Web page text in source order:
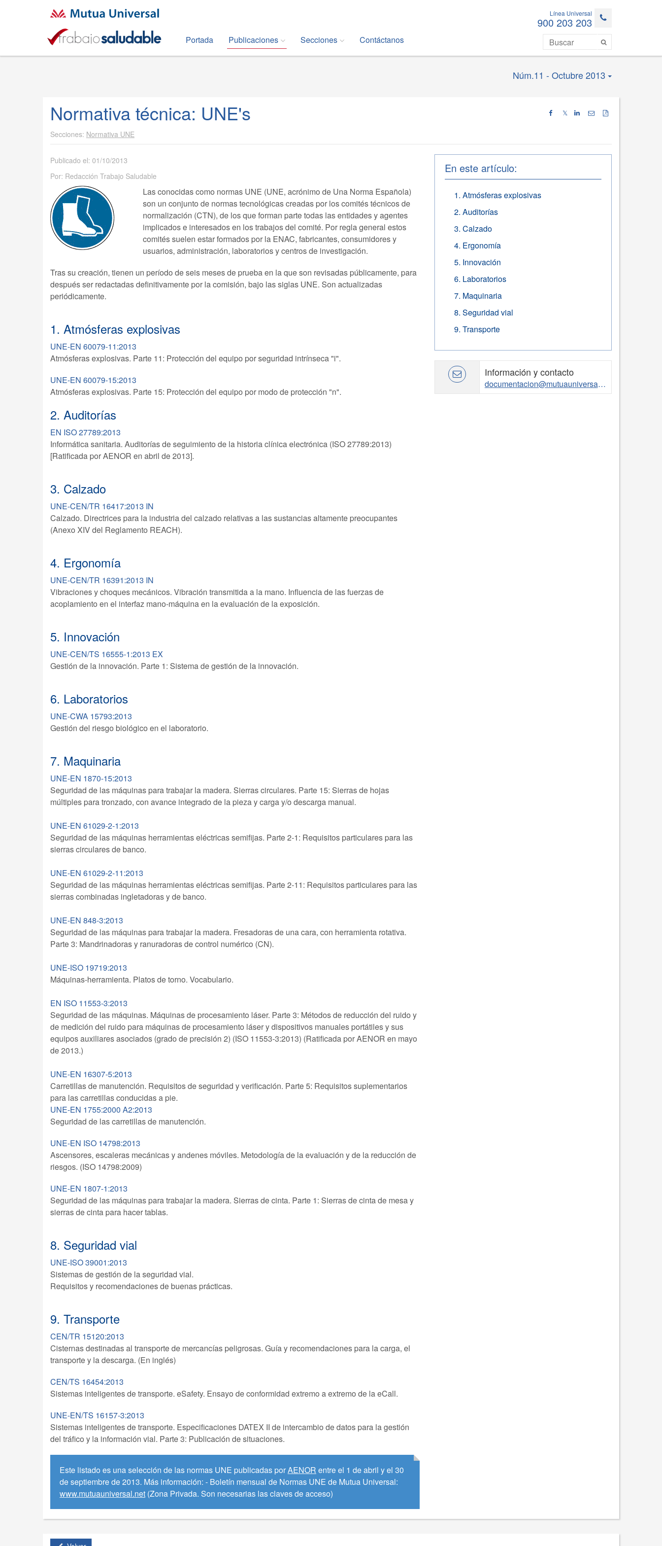
Línea Universal
900 203 203
Portada Publicaciones Secciones Contáctanos
Núm.11 - Octubre 2013
𝕏
Normativa técnica: UNE's
Normativa UNE
Publicado el: 01/10/2013
Por: Redacción Trabajo Saludable
Las conocidas como normas UNE (UNE, acrónimo de Una Norma Española)
son un conjunto de normas tecnológicas creadas por los comités técnicos de
normalización (CTN), de los que forman parte todas las entidades y agentes
implicados e interesados en los trabajos del comité. Por regla general estos
comités suelen estar formados por la ENAC, fabricantes, consumidores y
usuarios, administración, laboratorios y centros de investigación.
Tras su creación, tienen un período de seis meses de prueba en la que son revisadas públicamente, para
después ser redactadas definitivamente por la comisión, bajo las siglas UNE. Son actualizadas
periódicamente.
1. Atmósferas explosivas
UNE-EN 60079-11:2013
Atmósferas explosivas. Parte 11: Protección del equipo por seguridad intrínseca "i".
UNE-EN 60079-15:2013
Atmósferas explosivas. Parte 15: Protección del equipo por modo de protección "n".
2. Auditorías
EN ISO 27789:2013
Informática sanitaria. Auditorías de seguimiento de la historia clínica electrónica (ISO 27789:2013)
[Ratificada por AENOR en abril de 2013].
3. Calzado
UNE-CEN/TR 16417:2013 IN
Calzado. Directrices para la industria del calzado relativas a las sustancias altamente preocupantes
(Anexo XIV del Reglamento REACH).
4. Ergonomía
UNE-CEN/TR 16391:2013 IN
Vibraciones y choques mecánicos. Vibración transmitida a la mano. Influencia de las fuerzas de
acoplamiento en el interfaz mano-máquina en la evaluación de la exposición.
5. Innovación
UNE-CEN/TS 16555-1:2013 EX
Gestión de la innovación. Parte 1: Sistema de gestión de la innovación.
6. Laboratorios
UNE-CWA 15793:2013
Gestión del riesgo biológico en el laboratorio.
7. Maquinaria
UNE-EN 1870-15:2013
Seguridad de las máquinas para trabajar la madera. Sierras circulares. Parte 15: Sierras de hojas
múltiples para tronzado, con avance integrado de la pieza y carga y/o descarga manual.
UNE-EN 61029-2-1:2013
Seguridad de las máquinas herramientas eléctricas semifijas. Parte 2-1: Requisitos particulares para las
sierras circulares de banco.
UNE-EN 61029-2-11:2013
Seguridad de las máquinas herramientas eléctricas semifijas. Parte 2-11: Requisitos particulares para las
sierras combinadas ingletadoras y de banco.
UNE-EN 848-3:2013
Seguridad de las máquinas para trabajar la madera. Fresadoras de una cara, con herramienta rotativa.
Parte 3: Mandrinadoras y ranuradoras de control numérico (CN).
UNE-ISO 19719:2013
Máquinas-herramienta. Platos de torno. Vocabulario.
EN ISO 11553-3:2013
Seguridad de las máquinas. Máquinas de procesamiento láser. Parte 3: Métodos de reducción del ruido y
de medición del ruido para máquinas de procesamiento láser y dispositivos manuales portátiles y sus
equipos auxiliares asociados (grado de precisión 2) (ISO 11553-3:2013) (Ratificada por AENOR en mayo
de 2013.)
UNE-EN 16307-5:2013
Carretillas de manutención. Requisitos de seguridad y verificación. Parte 5: Requisitos suplementarios
para las carretillas conducidas a pie.
UNE-EN 1755:2000 A2:2013
Seguridad de las carretillas de manutención.
UNE-EN ISO 14798:2013
Ascensores, escaleras mecánicas y andenes móviles. Metodología de la evaluación y de la reducción de
riesgos. (ISO 14798:2009)
UNE-EN 1807-1:2013
Seguridad de las máquinas para trabajar la madera. Sierras de cinta. Parte 1: Sierras de cinta de mesa y
sierras de cinta para hacer tablas.
8. Seguridad vial
UNE-ISO 39001:2013
Sistemas de gestión de la seguridad vial.
Requisitos y recomendaciones de buenas prácticas.
9. Transporte
CEN/TR 15120:2013
Cisternas destinadas al transporte de mercancías peligrosas. Guía y recomendaciones para la carga, el
transporte y la descarga. (En inglés)
CEN/TS 16454:2013
Sistemas inteligentes de transporte. eSafety. Ensayo de conformidad extremo a extremo de la eCall.
UNE-EN/TS 16157-3:2013
Sistemas inteligentes de transporte. Especificaciones DATEX II de intercambio de datos para la gestión
del tráfico y la información vial. Parte 3: Publicación de situaciones.
Este listado es una selección de las normas UNE publicadas porAENOR entre el 1 de abril y el 30
de septiembre de 2013. Más información: - Boletín mensual de Normas UNE de Mutua Universal:
www.mutuauniversal.net (Zona Privada. Son necesarias las claves de acceso)
En este artículo:
Atmósferas explosivas
Auditorías
Calzado
Ergonomía
Innovación
Laboratorios
Maquinaria
Seguridad vial
Transporte
Información y contacto
documentacion@mutuauniversal.net